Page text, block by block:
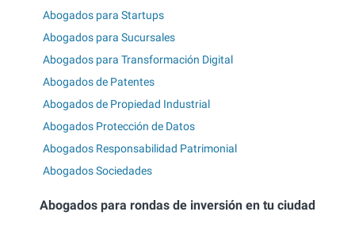
Abogados para Startups
Abogados para Sucursales
Abogados para Transformación Digital
Abogados de Patentes
Abogados de Propiedad Industrial
Abogados Protección de Datos
Abogados Responsabilidad Patrimonial
Abogados Sociedades
Abogados para rondas de inversión en tu ciudad